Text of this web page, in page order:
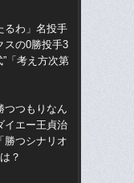
るわ」名投手
スの0勝投手3
”「考え方次第
つつもりなん
イエー王貞治
つシナリオ
？